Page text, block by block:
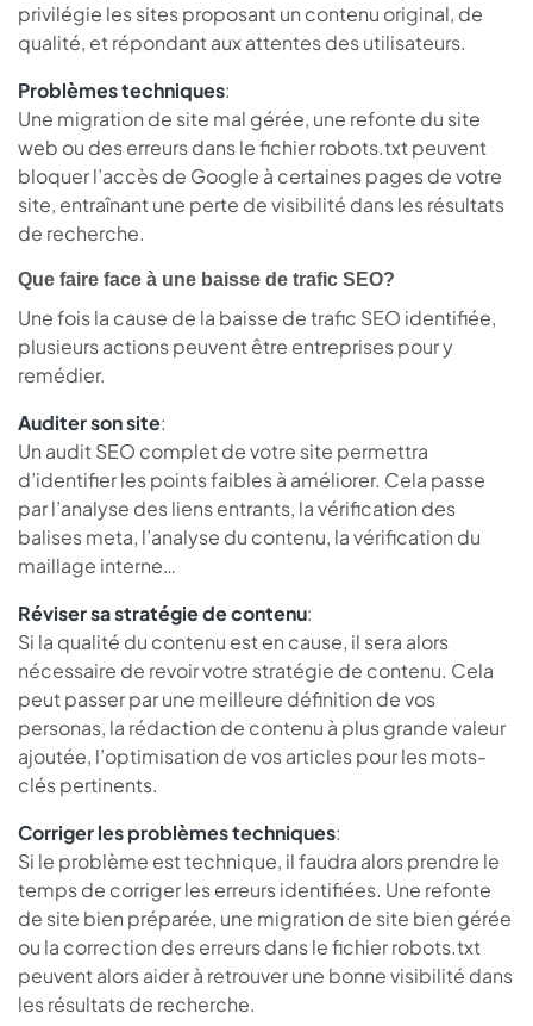
privilégie les sites proposant un contenu original, de
qualité, et répondant aux attentes des utilisateurs.
Problèmes techniques:
Une migration de site mal gérée, une refonte du site
web ou des erreurs dans le fichier robots.txt peuvent
bloquer l’accès de Google à certaines pages de votre
site, entraînant une perte de visibilité dans les résultats
de recherche.
Que faire face à une baisse de trafic SEO?
Une fois la cause de la baisse de trafic SEO identifiée,
plusieurs actions peuvent être entreprises pour y
remédier.
Auditer son site:
Un audit SEO complet de votre site permettra
d’identifier les points faibles à améliorer. Cela passe
par l’analyse des liens entrants, la vérification des
balises meta, l’analyse du contenu, la vérification du
maillage interne…
Réviser sa stratégie de contenu:
Si la qualité du contenu est en cause, il sera alors
nécessaire de revoir votre stratégie de contenu. Cela
peut passer par une meilleure définition de vos
personas, la rédaction de contenu à plus grande valeur
ajoutée, l’optimisation de vos articles pour les mots-
clés pertinents.
Corriger les problèmes techniques:
Si le problème est technique, il faudra alors prendre le
temps de corriger les erreurs identifiées. Une refonte
de site bien préparée, une migration de site bien gérée
ou la correction des erreurs dans le fichier robots.txt
peuvent alors aider à retrouver une bonne visibilité dans
les résultats de recherche.